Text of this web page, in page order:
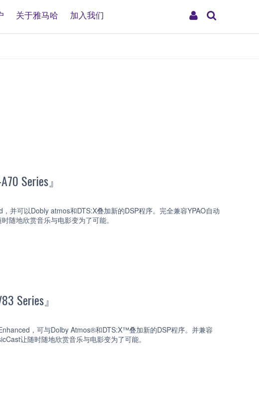
My
关于雅马哈 加入我们
Series』
并可以Dobly atmos和DTS:X叠加新的DSP程序。完全兼容YPAO自动
随地欣赏音乐与电影变为了可能。
Series』
，可与Dolby Atmos®和DTS:X™叠加新的DSP程序。并兼容
让随时随地欣赏音乐与电影变为了可能。